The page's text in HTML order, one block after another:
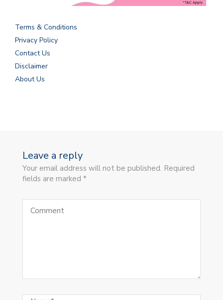
Terms & Conditions
Privacy Policy
Contact Us
Disclaimer
About Us
Leave a reply
Your email address will not be published. Required
fields are marked *